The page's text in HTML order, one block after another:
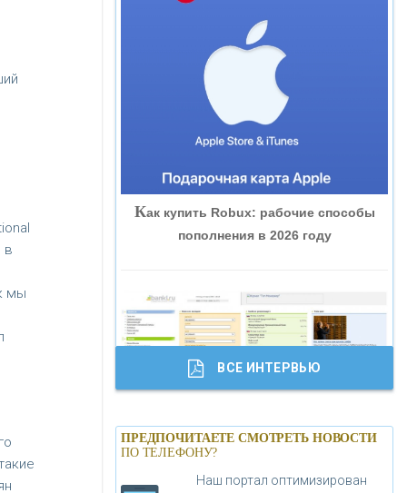
в
мы
«СМП БАНК»
«ВНЕШПРОМБАНК»
«БАНК ГЛОБЭКС»
«ТРАСТ»
«ГАЗПРОМБАНК»
«МОСКОВСКИЙ КРЕДИТНЫЙ
БАНК»
Как купить Robux: рабочие способы
пополнения в 2026 году
Банки.ру обновил логотип впервые за
19 лет - «Лента новостей»
ВСЕ ИНТЕРВЬЮ
ПРЕДПОЧИТАЕТЕ СМОТРЕТЬ НОВОСТИ
ПО ТЕЛЕФОНУ?
Наш портал оптимизирован